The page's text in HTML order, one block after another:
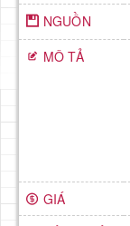
NGUỒN
MÔ TẢ
GIÁ